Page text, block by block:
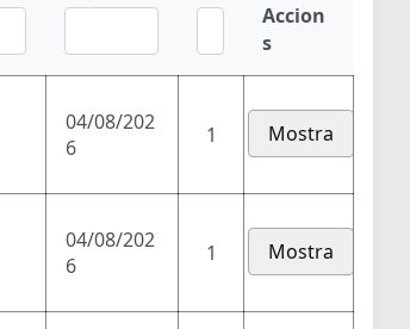
Accion
s
04/08/202
6
1 Mostra
04/08/202
6
1 Mostra